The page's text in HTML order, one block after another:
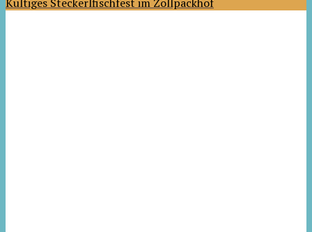
Kultiges Steckerlfischfest im Zollpackhof